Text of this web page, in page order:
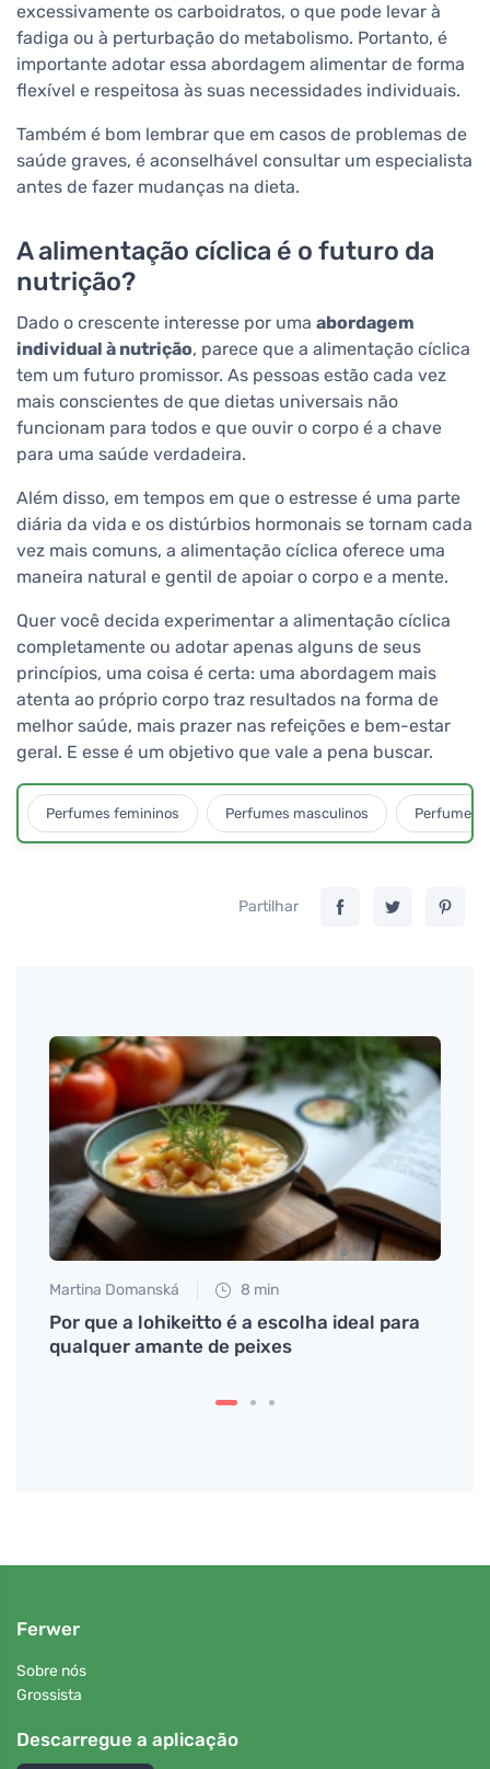
excessivamente os carboidratos, o que pode levar à
fadiga ou à perturbação do metabolismo. Portanto, é
importante adotar essa abordagem alimentar de forma
flexível e respeitosa às suas necessidades individuais.
Também é bom lembrar que em casos de problemas de
saúde graves, é aconselhável consultar um especialista
antes de fazer mudanças na dieta.
A alimentação cíclica é o futuro da
nutrição?
Dado o crescente interesse por uma abordagem
individual à nutrição, parece que a alimentação cíclica
tem um futuro promissor. As pessoas estão cada vez
mais conscientes de que dietas universais não
funcionam para todos e que ouvir o corpo é a chave
para uma saúde verdadeira.
Além disso, em tempos em que o estresse é uma parte
diária da vida e os distúrbios hormonais se tornam cada
vez mais comuns, a alimentação cíclica oferece uma
maneira natural e gentil de apoiar o corpo e a mente.
Quer você decida experimentar a alimentação cíclica
completamente ou adotar apenas alguns de seus
princípios, uma coisa é certa: uma abordagem mais
atenta ao próprio corpo traz resultados na forma de
melhor saúde, mais prazer nas refeições e bem-estar
geral. E esse é um objetivo que vale a pena buscar.
Perfumes femininos Perfumes masculinos Perfumes
Partilhar
Martina Domanská 8 min
Por que a lohikeitto é a escolha ideal para
qualquer amante de peixes
Ferwer
Sobre nós
Grossista
Descarregue a aplicação